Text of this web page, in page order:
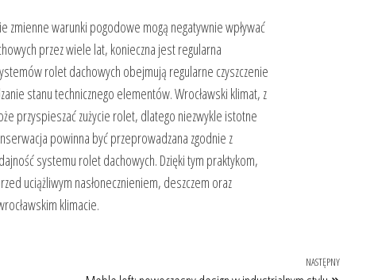
zmienne warunki pogodowe mogą negatywnie wpływać
przez wiele lat, konieczna jest regularna
rolet dachowych obejmują regularne czyszczenie
stanu technicznego elementów. Wrocławski klimat, z
przyspieszać zużycie rolet, dlatego niezwykle istotne
powinna być przeprowadzana zgodnie z
systemu rolet dachowych. Dzięki tym praktykom,
uciążliwym nasłonecznieniem, deszczem oraz
klimacie.
Następny
NASTĘPNY